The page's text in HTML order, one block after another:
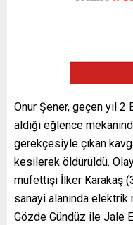
Onur Şener, geçen yıl 2
aldığı eğlence
gerekçesiyle çıkan
kesilerek öldürüldü.
müfettişi İlker Karakaş
sanayi alanında
Gözde Gündüz ile Jale